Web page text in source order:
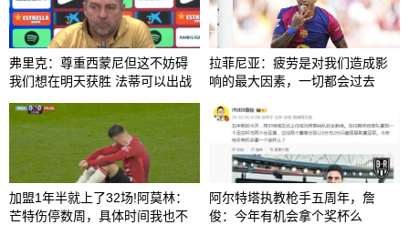
弗里克：尊重西蒙尼但这不妨碍
我们想在明天获胜 法蒂可以出战
拉菲尼亚：疲劳是对我们造成影
响的最大因素，一切都会过去
加盟1年半就上了32场!阿莫林：
芒特伤停数周，具体时间我也不
阿尔特塔执教枪手五周年，詹
俊：今年有机会拿个奖杯么 ​​​